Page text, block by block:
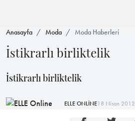
Anasayfa Moda Moda Haberleri
İstikrarlı birliktelik
İstikrarlı birliktelik
ELLE ONLİNE18 Nisan 2012